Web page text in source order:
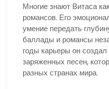
Многие знают Витаса
романсов. Его
умение передать
баллады и романсы
годы карьеры он
заряженных песен,
разных странах мира.